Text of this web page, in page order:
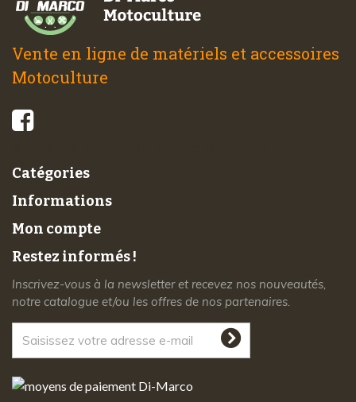
Vente en ligne de matériels et accessoires
Motoculture
Catégories
Informations
Mon compte
Restez informés !
Inscrivez-vous à la newsletter et recevez nos nouveautés,
notre catalogue et/ou les offres de nos partenaires.